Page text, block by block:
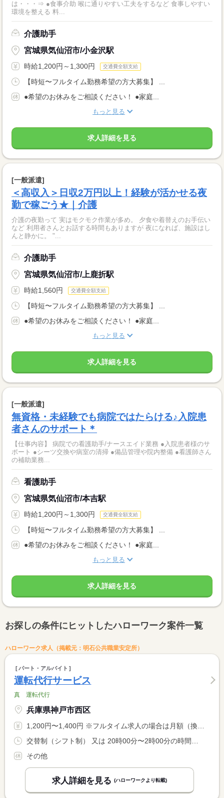
は・・・⇒ ●食事介助 喉に通りやすい工夫をするなど 食事しやすい
環境を整える 料...
介護助手
宮城県気仙沼市/小金沢駅
時給1,200円～1,300円 交通費全額支給
【時短〜フルタイム勤務希望の方大募集】 ...
●希望のお休みをご相談ください！ ●家庭...
もっと見る
求人詳細を見る
[一般派遣]
＜高収入＞日収2万円以上！経験が活かせる夜
勤で稼ごう★｜介護
介護の夜勤って 実はモクモク作業が多め。 夕食や着替えのお手伝い
など 利用者さんとお話する時間もありますが 夜になれば、施設はし
んと静かに。 "...
介護助手
宮城県気仙沼市/上鹿折駅
時給1,560円 交通費全額支給
【時短〜フルタイム勤務希望の方大募集】 ...
●希望のお休みをご相談ください！ ●家庭...
もっと見る
求人詳細を見る
[一般派遣]
無資格・未経験でも病院ではたらける♪入院患
者さんのサポート＊
【仕事内容】 病院での看護助手/ナースエイド業務 ●入院患者様のサ
ポート ●シーツ交換や病室の清掃 ●備品管理や院内整備 ●看護師さん
の補助業務...
看護助手
宮城県気仙沼市/本吉駅
時給1,200円～1,300円 交通費全額支給
【時短〜フルタイム勤務希望の方大募集】 ...
●希望のお休みをご相談ください！ ●家庭...
もっと見る
求人詳細を見る
お探しの条件にヒットしたハローワーク案件一覧
ハローワーク求人（掲載元：明石公共職業安定所）
パート・アルバイト
運転代行サービス
真 運転代行
兵庫県神戸市西区
1,200円〜1,400円 ※フルタイム求人の場合は月額（換算額）、パート求人の場合は時間額を表示しています。
交替制（シフト制） 又は 20時00分〜2時00分の時間の間の6時間程度 就業時間に関する特記事項 基本的に２０時００分〜２時００分位までですが、日により時間が <BR> 変動することがあります。
その他
求人詳細を見る (ハローワークより転載)